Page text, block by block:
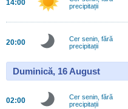
14:00
precipitații
20:00
Cer senin, fără
precipitații
Duminică, 16 August
02:00
Cer senin, fără
precipitații